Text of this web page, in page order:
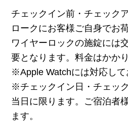
チェックイン前・チェック
ロークにお客様ご自身でお
ワイヤーロックの施錠には
要となります。料金はかか
※Apple Watchには対応して
※チェックイン日・チェッ
当日に限ります。ご宿泊者
ます。